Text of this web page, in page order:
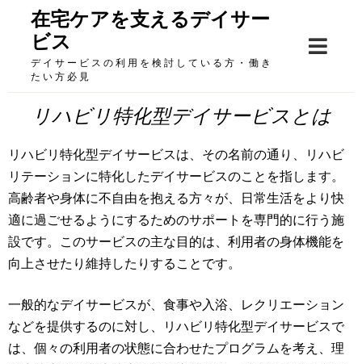
content
在宅ケアを支えるデイサー
ビス
デイサービスの利用を検討している方・働き
たい方必見
リハビリ特化型デイサービスとは
リハビリ特化型デイサービスは、その名前の通り、リハビ
リテーションに特化したデイサービスのことを指します。
高齢者や身体に不自由を抱える方々が、日常生活をより快
適に過ごせるようにするためのサポートを専門的に行う施
設です。このサービスの主な目的は、利用者の身体機能を
向上させたり維持したりすることです。
一般的なデイサービスが、食事や入浴、レクリエーション
などを提供するのに対し、リハビリ特化型デイサービスで
は、個々の利用者の状態に合わせたプログラムを考え、理